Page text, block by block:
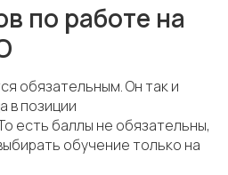
по работе на
обязательным. Он так и
в позиции
есть баллы не обязательны,
обучение только на